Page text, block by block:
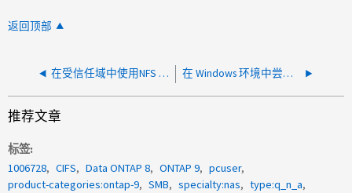
返回顶部
在受信任域中使用NFS Kerberos挂载时、服务器拒绝访问 在 Windows 环境中尝试更改安全模式设置为 Unix 的共享时出现访问被拒绝错误
推荐文章
标签
1006728
CIFS Data ONTAP 8 ONTAP 9
pcuser
product-categories:ontap-9
SMB specialty:nas
type:q_n_a